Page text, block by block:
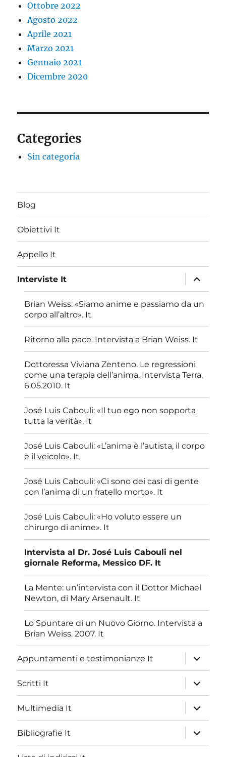
Ottobre 2022
Agosto 2022
Aprile 2021
Marzo 2021
Gennaio 2021
Dicembre 2020
Categories
Sin categoría
Blog
Obiettivi It
Appello It
Interviste It
apri
i
menu
child
Brian Weiss: «Siamo anime e passiamo da un
corpo all’altro». It
Ritorno alla pace. Intervista a Brian Weiss. It
Dottoressa Viviana Zenteno. Le regressioni
come una terapia dell’anima. Intervista Terra,
6.05.2010. It
José Luis Cabouli: «Il tuo ego non sopporta
tutta la verità». It
José Luis Cabouli: «L’anima è l’autista, il corpo
è il veicolo». It
José Luis Cabouli: «Ci sono dei casi di gente
con l’anima di un fratello morto». It
José Luis Cabouli: «Ho voluto essere un
chirurgo di anime». It
Intervista al Dr. José Luis Cabouli nel
giornale Reforma, Messico DF. It
La Mente: un’intervista con il Dottor Michael
Newton, di Mary Arsenault. It
Lo Spuntare di un Nuovo Giorno. Intervista a
Brian Weiss. 2007. It
Appuntamenti e testimonianze It
apri
i
menu
child
Scritti It
apri
i
menu
child
Multimedia It
apri
i
menu
child
Bibliografie It
apri
i
menu